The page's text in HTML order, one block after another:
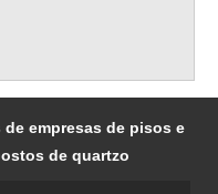
de empresas de pisos e
de quartzo